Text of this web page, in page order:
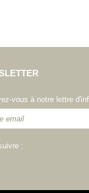
vous à notre lettre
: